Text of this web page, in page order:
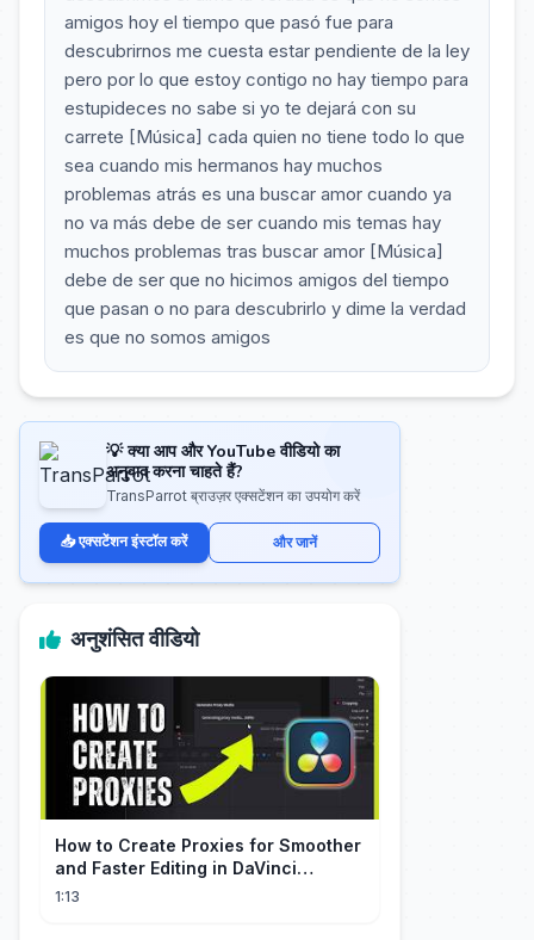
amigos hoy el tiempo que pasó fue para
descubrirnos me cuesta estar pendiente de la ley
pero por lo que estoy contigo no hay tiempo para
estupideces no sabe si yo te dejará con su
carrete [Música] cada quien no tiene todo lo que
sea cuando mis hermanos hay muchos
problemas atrás es una buscar amor cuando ya
no va más debe de ser cuando mis temas hay
muchos problemas tras buscar amor [Música]
debe de ser que no hicimos amigos del tiempo
que pasan o no para descubrirlo y dime la verdad
es que no somos amigos
💡 क्या आप और YouTube वीडियो का
अनुवाद करना चाहते हैं?
TransParrot ब्राउज़र एक्सटेंशन का उपयोग करें
📥 एक्सटेंशन इंस्टॉल करें और जानें
अनुशंसित वीडियो
How to Create Proxies for Smoother
and Faster Editing in DaVinci
Resolve
1:13